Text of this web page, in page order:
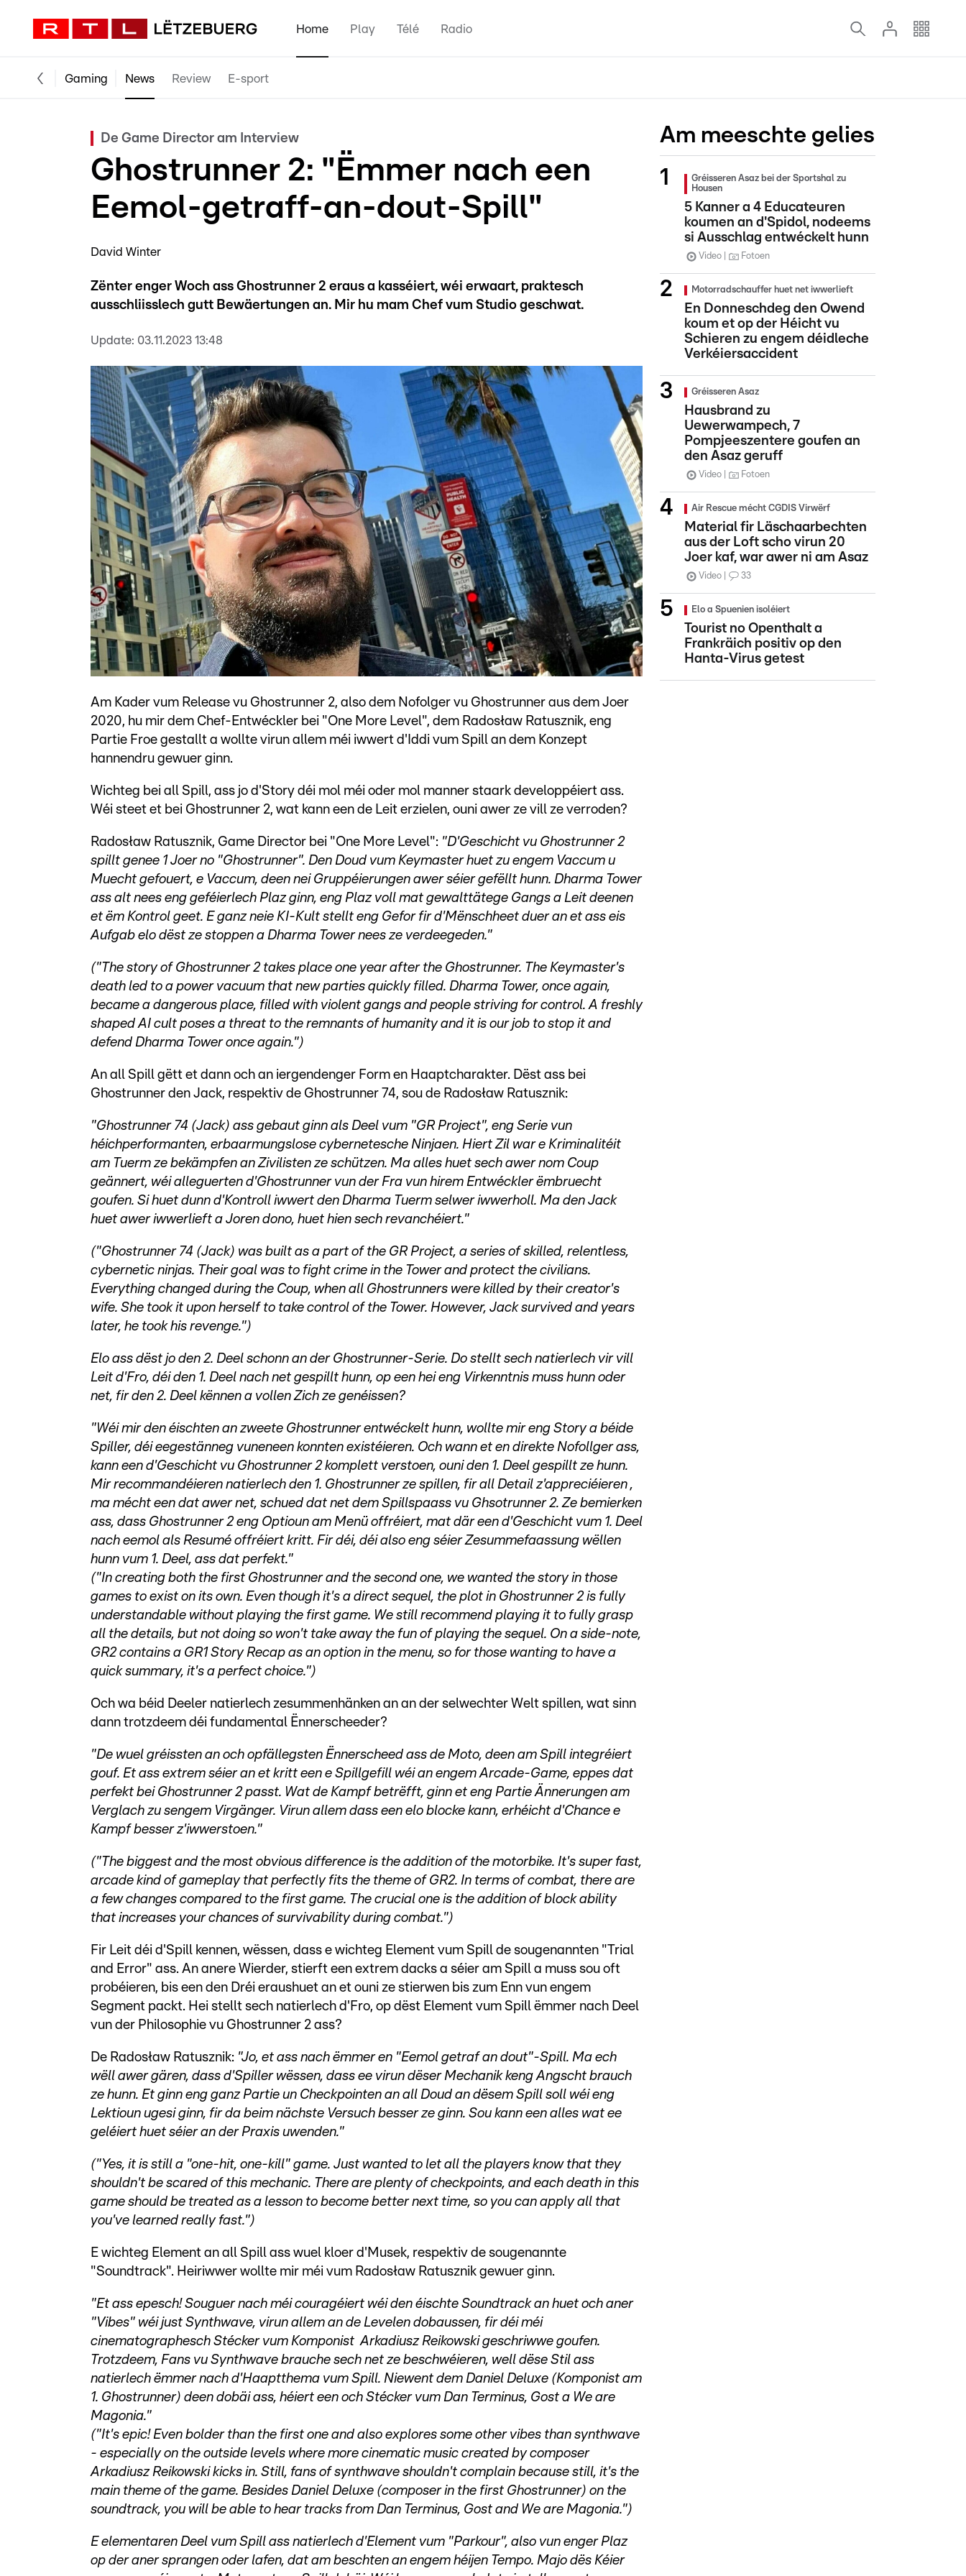
Home Play Télé Radio
Gaming News Review E-sport
De Game Director am Interview
Ghostrunner 2: "Ëmmer nach een
Eemol-getraff-an-dout-Spill"
David Winter
Zënter enger Woch ass Ghostrunner 2 eraus a kasséiert, wéi erwaart, praktesch
ausschliisslech gutt Bewäertungen an. Mir hu mam Chef vum Studio geschwat.
Update: 03.11.2023 13:48
Am Kader vum Release vu Ghostrunner 2, also dem Nofolger vu Ghostrunner aus dem Joer
2020, hu mir dem Chef-Entwéckler bei "One More Level", dem Radosław Ratusznik, eng
Partie Froe gestallt a wollte virun allem méi iwwert d'Iddi vum Spill an dem Konzept
hannendru gewuer ginn.
Wichteg bei all Spill, ass jo d'Story déi mol méi oder mol manner staark developpéiert ass.
Wéi steet et bei Ghostrunner 2, wat kann een de Leit erzielen, ouni awer ze vill ze verroden?
Radosław Ratusznik, Game Director bei "One More Level": "D'Geschicht vu Ghostrunner 2
spillt genee 1 Joer no "Ghostrunner". Den Doud vum Keymaster huet zu engem Vaccum u
Muecht gefouert, e Vaccum, deen nei Gruppéierungen awer séier gefëllt hunn. Dharma Tower
ass alt nees eng geféierlech Plaz ginn, eng Plaz voll mat gewalttätege Gangs a Leit deenen
et ëm Kontrol geet. E ganz neie KI-Kult stellt eng Gefor fir d'Mënschheet duer an et ass eis
Aufgab elo dëst ze stoppen a Dharma Tower nees ze verdeegeden."
("The story of Ghostrunner 2 takes place one year after the Ghostrunner. The Keymaster's
death led to a power vacuum that new parties quickly filled. Dharma Tower, once again,
became a dangerous place, filled with violent gangs and people striving for control. A freshly
shaped AI cult poses a threat to the remnants of humanity and it is our job to stop it and
defend Dharma Tower once again.")
An all Spill gëtt et dann och an iergendenger Form en Haaptcharakter. Dëst ass bei
Ghostrunner den Jack, respektiv de Ghostrunner 74, sou de Radosław Ratusznik:
"Ghostrunner 74 (Jack) ass gebaut ginn als Deel vum "GR Project", eng Serie vun
héichperformanten, erbaarmungslose cybernetesche Ninjaen. Hiert Zil war e Kriminalitéit
am Tuerm ze bekämpfen an Zivilisten ze schützen. Ma alles huet sech awer nom Coup
geännert, wéi alleguerten d'Ghostrunner vun der Fra vun hirem Entwéckler ëmbruecht
goufen. Si huet dunn d'Kontroll iwwert den Dharma Tuerm selwer iwwerholl. Ma den Jack
huet awer iwwerlieft a Joren dono, huet hien sech revanchéiert."
("Ghostrunner 74 (Jack) was built as a part of the GR Project, a series of skilled, relentless,
cybernetic ninjas. Their goal was to fight crime in the Tower and protect the civilians.
Everything changed during the Coup, when all Ghostrunners were killed by their creator's
wife. She took it upon herself to take control of the Tower. However, Jack survived and years
later, he took his revenge.")
Elo ass dëst jo den 2. Deel schonn an der Ghostrunner-Serie. Do stellt sech natierlech vir vill
Leit d'Fro, déi den 1. Deel nach net gespillt hunn, op een hei eng Virkenntnis muss hunn oder
net, fir den 2. Deel kënnen a vollen Zich ze genéissen?
"Wéi mir den éischten an zweete Ghostrunner entwéckelt hunn, wollte mir eng Story a béide
Spiller, déi eegestänneg vuneneen konnten existéieren. Och wann et en direkte Nofollger ass,
kann een d'Geschicht vu Ghostrunner 2 komplett verstoen, ouni den 1. Deel gespillt ze hunn.
Mir recommandéieren natierlech den 1. Ghostrunner ze spillen, fir all Detail z'appreciéieren ,
ma mécht een dat awer net, schued dat net dem Spillspaass vu Ghsotrunner 2. Ze bemierken
ass, dass Ghostrunner 2 eng Optioun am Menü offréiert, mat där een d'Geschicht vum 1. Deel
nach eemol als Resumé offréiert kritt. Fir déi, déi also eng séier Zesummefaassung wëllen
hunn vum 1. Deel, ass dat perfekt."
("In creating both the first Ghostrunner and the second one, we wanted the story in those
games to exist on its own. Even though it's a direct sequel, the plot in Ghostrunner 2 is fully
understandable without playing the first game. We still recommend playing it to fully grasp
all the details, but not doing so won't take away the fun of playing the sequel. On a side-note,
GR2 contains a GR1 Story Recap as an option in the menu, so for those wanting to have a
quick summary, it's a perfect choice.")
Och wa béid Deeler natierlech zesummenhänken an an der selwechter Welt spillen, wat sinn
dann trotzdeem déi fundamental Ënnerscheeder?
"De wuel gréissten an och opfällegsten Ënnerscheed ass de Moto, deen am Spill integréiert
gouf. Et ass extrem séier an et kritt een e Spillgefill wéi an engem Arcade-Game, eppes dat
perfekt bei Ghostrunner 2 passt. Wat de Kampf betrëfft, ginn et eng Partie Ännerungen am
Verglach zu sengem Virgänger. Virun allem dass een elo blocke kann, erhéicht d'Chance e
Kampf besser z'iwwerstoen."
("The biggest and the most obvious difference is the addition of the motorbike. It's super fast,
arcade kind of gameplay that perfectly fits the theme of GR2. In terms of combat, there are
a few changes compared to the first game. The crucial one is the addition of block ability
that increases your chances of survivability during combat.")
Fir Leit déi d'Spill kennen, wëssen, dass e wichteg Element vum Spill de sougenannten "Trial
and Error" ass. An anere Wierder, stierft een extrem dacks a séier am Spill a muss sou oft
probéieren, bis een den Dréi eraushuet an et ouni ze stierwen bis zum Enn vun engem
Segment packt. Hei stellt sech natierlech d'Fro, op dëst Element vum Spill ëmmer nach Deel
vun der Philosophie vu Ghostrunner 2 ass?
De Radosław Ratusznik: "Jo, et ass nach ëmmer en "Eemol getraf an dout"-Spill. Ma ech
wëll awer gären, dass d'Spiller wëssen, dass ee virun dëser Mechanik keng Angscht brauch
ze hunn. Et ginn eng ganz Partie un Checkpointen an all Doud an dësem Spill soll wéi eng
Lektioun ugesi ginn, fir da beim nächste Versuch besser ze ginn. Sou kann een alles wat ee
geléiert huet séier an der Praxis uwenden."
("Yes, it is still a "one-hit, one-kill" game. Just wanted to let all the players know that they
shouldn't be scared of this mechanic. There are plenty of checkpoints, and each death in this
game should be treated as a lesson to become better next time, so you can apply all that
you've learned really fast.")
E wichteg Element an all Spill ass wuel kloer d'Musek, respektiv de sougenannte
"Soundtrack". Heiriwwer wollte mir méi vum Radosław Ratusznik gewuer ginn.
"Et ass epesch! Souguer nach méi couragéiert wéi den éischte Soundtrack an huet och aner
"Vibes" wéi just Synthwave, virun allem an de Levelen dobaussen, fir déi méi
cinematographesch Stécker vum Komponist Arkadiusz Reikowski geschriwwe goufen.
Trotzdeem, Fans vu Synthwave brauche sech net ze beschwéieren, well dëse Stil ass
natierlech ëmmer nach d'Haaptthema vum Spill. Niewent dem Daniel Deluxe (Komponist am
1. Ghostrunner) deen dobäi ass, héiert een och Stécker vum Dan Terminus, Gost a We are
Magonia."
("It's epic! Even bolder than the first one and also explores some other vibes than synthwave
- especially on the outside levels where more cinematic music created by composer
Arkadiusz Reikowski kicks in. Still, fans of synthwave shouldn't complain because still, it's the
main theme of the game. Besides Daniel Deluxe (composer in the first Ghostrunner) on the
soundtrack, you will be able to hear tracks from Dan Terminus, Gost and We are Magonia.")
E elementaren Deel vum Spill ass natierlech d'Element vum "Parkour", also vun enger Plaz
op der aner sprangen oder lafen, dat am beschten an engem héijen Tempo. Majo dës Kéier
Am meeschte gelies
Gréisseren Asaz bei der Sportshal zu
Housen
5 Kanner a 4 Educateuren
koumen an d'Spidol, nodeems
si Ausschlag entwéckelt hunn
Video Fotoen
Motorradschauffer huet net iwwerlieft
En Donneschdeg den Owend
koum et op der Héicht vu
Schieren zu engem déidleche
Verkéiersaccident
Gréisseren Asaz
Hausbrand zu
Uewerwampech, 7
Pompjeeszentere goufen an
den Asaz geruff
Video Fotoen
Air Rescue mécht CGDIS Virwërf
Material fir Läschaarbechten
aus der Loft scho virun 20
Joer kaf, war awer ni am Asaz
Video 33
Elo a Spuenien isoléiert
Tourist no Openthalt a
Frankräich positiv op den
Hanta-Virus getest